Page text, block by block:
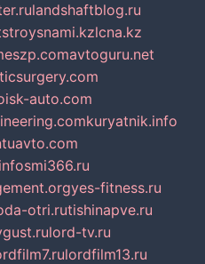
landshaftblog.ru
stroysnami.kzlcna.kz
avtoguru.net
auto.com
kuryatnik.info
smi366.ru
yes-fitness.ru
otri.rutishinapve.ru
lord-tv.ru
lordfilm13.ru